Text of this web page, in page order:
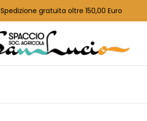
Spedizione gratuita oltre 150,00 Euro